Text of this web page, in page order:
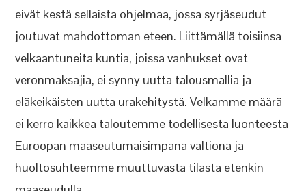
eivät kestä sellaista ohjelmaa, jossa syrjäseudut
joutuvat mahdottoman eteen. Liittämällä toisiinsa
velkaantuneita kuntia, joissa vanhukset ovat
veronmaksajia, ei synny uutta talousmallia ja
eläkeikäisten uutta urakehitystä. Velkamme määrä
ei kerro kaikkea taloutemme todellisesta luonteesta
Euroopan maaseutumaisimpana valtiona ja
huoltosuhteemme muuttuvasta tilasta etenkin